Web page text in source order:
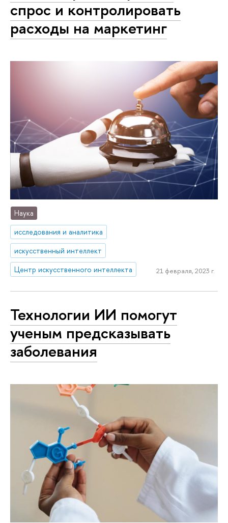
спрос и контролировать
расходы на маркетинг
Наука
исследования и аналитика
искусственный интеллект
Центр искусственного интеллекта
21 февраля, 2023 г.
Технологии ИИ помогут
ученым предсказывать
заболевания